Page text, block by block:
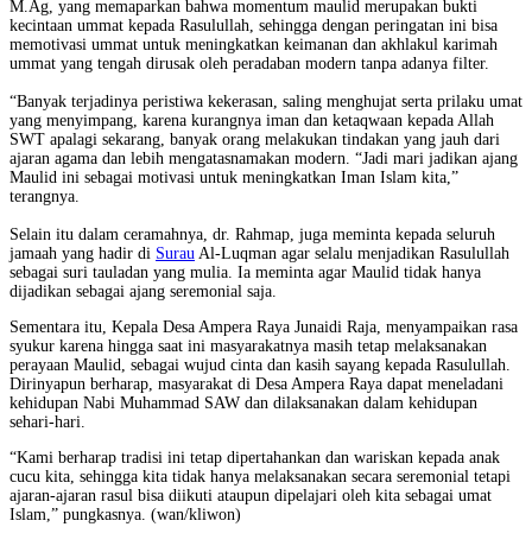
M.Ag, yang memaparkan bahwa momentum maulid merupakan bukti
kecintaan ummat kepada Rasulullah, sehingga dengan peringatan ini bisa
memotivasi ummat untuk meningkatkan keimanan dan akhlakul karimah
ummat yang tengah dirusak oleh peradaban modern tanpa adanya filter.
“Banyak terjadinya peristiwa kekerasan saling menghujat serta prilaku umat
yang menyimpang, karena kurangnya iman dan ketaqwaan kepada Allah
SWT apalagi sekarang, banyak orang melakukan tindakan yang jauh dari
ajaran agama dan lebih mengatasnamakan modern. “Jadi mari jadikan ajang
Maulid ini sebagai motivasi untuk meningkatkan Iman Islam kita ”
terangnya.
Selain itu dalam ceramahnya, dr. Rahmap , juga meminta kepada seluruh
jamaah yang hadir di Surau Al-Luqman agar selalu menjadikan Rasulullah
sebagai suri tauladan yang mulia. Ia meminta agar Maulid tidak hanya
dijadikan sebagai ajang seremonial saja.
Sementara itu, Kepala Desa Ampera Raya Junaidi Raja, menyampaikan rasa
syukur karena hingga saat ini masyarakatnya masih tetap melaksanakan
perayaan Maulid
, sebagai wujud cinta dan kasih sayang kepada Rasulullah.
Dirinyapun berharap, masyarakat di Desa Ampera Raya dapat meneladani
kehidupan Nabi Muhammad SAW dan dilaksanakan dalam kehidupan
sehari-hari.
“Kami berharap tradisi ini tetap dipertahankan dan wariskan kepada anak
cucu kita, sehingga kita tidak hanya melaksanakan secara seremonial tetapi
ajaran-ajaran rasul bisa diikuti ataupun dipelajari oleh kita sebagai umat
Islam ,” pungkasnya. (wan/kliwon)